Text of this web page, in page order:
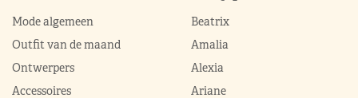
Mode algemeen
Outfit van de maand
Ontwerpers
Accessoires
Beatrix
Amalia
Alexia
Ariane